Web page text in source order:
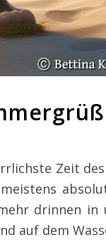
Zeit des
drinnen in
auf dem